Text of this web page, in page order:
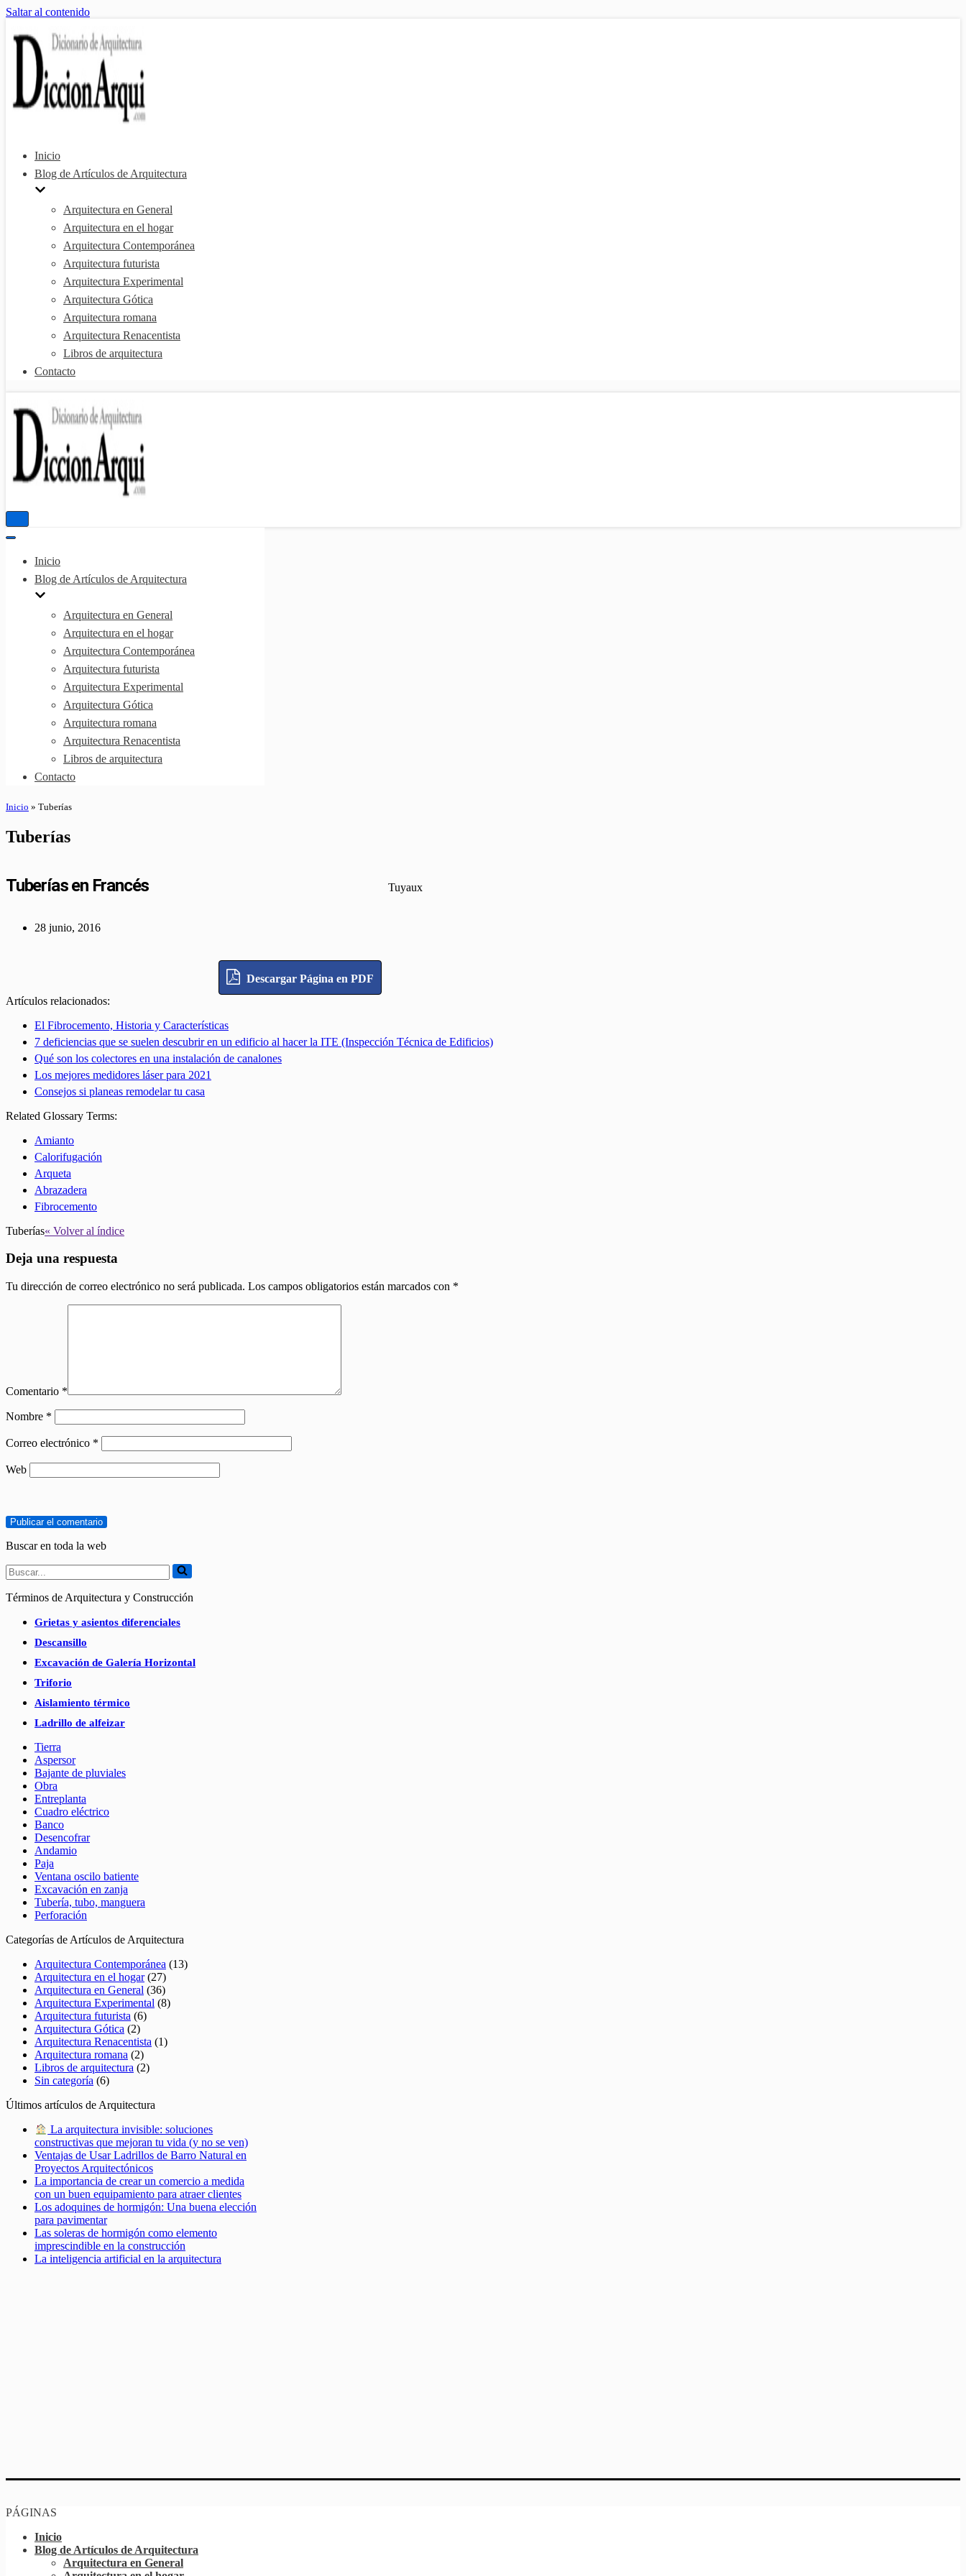
Saltar al contenido
Inicio
Blog de Artículos de Arquitectura
Arquitectura en General
Arquitectura en el hogar
Arquitectura Contemporánea
Arquitectura futurista
Arquitectura Experimental
Arquitectura Gótica
Arquitectura romana
Arquitectura Renacentista
Libros de arquitectura
Contacto
Menú
Menú
navegación
Inicio
Blog de Artículos de Arquitectura
Arquitectura en General
Arquitectura en el hogar
Arquitectura Contemporánea
Arquitectura futurista
Arquitectura Experimental
Arquitectura Gótica
Arquitectura romana
Arquitectura Renacentista
Libros de arquitectura
Contacto
Inicio » Tuberías
Tuberías
Tuberías en Francés Tuyaux
28 junio, 2016
Descargar Página en PDF
Artículos relacionados:
El Fibrocemento, Historia y Características
7 deficiencias que se suelen descubrir en un edificio al hacer la ITE (Inspección Técnica de Edificios)
Qué son los colectores en una instalación de canalones
Los mejores medidores láser para 2021
Consejos si planeas remodelar tu casa
Related Glossary Terms:
Amianto
Calorifugación
Arqueta
Abrazadera
Fibrocemento
Tuberías« Volver al índice
Deja una respuesta
Tu dirección de correo electrónico no será publicada. Los campos obligatorios están marcados con *
Comentario *
Nombre *
Correo electrónico *
Web
Buscar en toda la web
Buscar...
Términos de Arquitectura y Construcción
Grietas y asientos diferenciales
Descansillo
Excavación de Galería Horizontal
Triforio
Aislamiento térmico
Ladrillo de alfeizar
Tierra
Aspersor
Bajante de pluviales
Obra
Entreplanta
Cuadro eléctrico
Banco
Desencofrar
Andamio
Paja
Ventana oscilo batiente
Excavación en zanja
Tubería, tubo, manguera
Perforación
Categorías de Artículos de Arquitectura
Arquitectura Contemporánea (13)
Arquitectura en el hogar(27)
Arquitectura en General (36)
Arquitectura Experimental (8)
Arquitectura futurista (6)
Arquitectura Gótica (2)
Arquitectura Renacentista (1)
Arquitectura romana (2)
Libros de arquitectura (2)
Sin categoría (6)
Últimos artículos de Arquitectura
La arquitectura invisible: soluciones
constructivas que mejoran tu vida (y no se ven)
Ventajas de Usar Ladrillos de Barro Natural en
Proyectos Arquitectónicos
La importancia de crear un comercio a medida
con un buen equipamiento para atraer clientes
Los adoquines de hormigón: Una buena elección
para pavimentar
Las soleras de hormigón como elemento
imprescindible en la construcción
La inteligencia artificial en la arquitectura
PÁGINAS
Inicio
Blog de Artículos de Arquitectura
Arquitectura en General